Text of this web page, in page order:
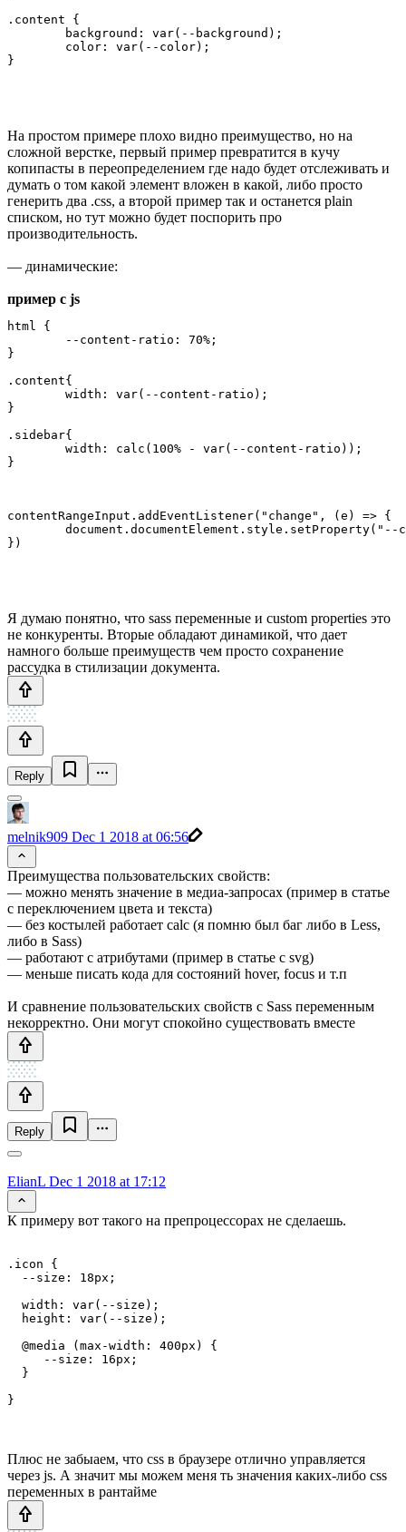
.content {
На простом примере плохо видно преимущество, но на
сложной верстке, первый пример превратится в кучу
копипасты в переопределением где надо будет отслеживать и
думать о том какой элемент вложен в какой, либо просто
генерить два .css, а второй пример так и останется plain
списком, но тут можно будет поспорить про
производительность.
— динамические:
пример с js
html {
}
.content{
}
.sidebar{
contentRangeInput.addEventListener("change", (e) => {
Я думаю понятно, что sass переменные и custom properties это
не конкуренты. Вторые обладают динамикой, что дает
намного больше преимуществ чем просто сохранение
рассудка в стилизации документа.
Reply
melnik909 Dec 1 2018 at 06:56
Преимущества пользовательских свойств:
— можно менять значение в медиа-запросах (пример в статье
с переключением цвета и текста)
— без костылей работает calc (я помню был баг либо в Less,
либо в Sass)
— работают с атрибутами (пример в статье с svg)
— меньше писать кода для состояний hover, focus и т.п
И сравнение пользовательских свойств с Sass переменным
некорректно. Они могут спокойно существовать вместе
Reply
ElianL Dec 1 2018 at 17:12
К примеру вот такого на препроцессорах не сделаешь.
.icon {
  --size: 18px;
  width: var(--size);
  height: var(--size);
  @media (max-width: 400px) {
     --size: 16px;
  }
Плюс не забыаем, что css в браузере отлично управляется
через js. А значит мы можем меня ть значения каких-либо css
переменных в рантайме